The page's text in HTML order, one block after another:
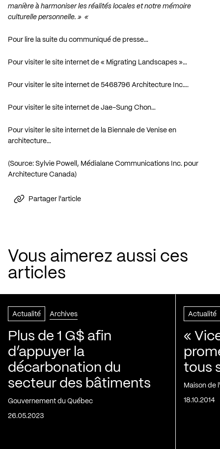
manière à harmoniser les réalités locales et notre mémoire
culturelle personnelle. » «
Pour lire la suite du communiqué de presse…
Pour visiter le site internet de « Migrating Landscapes »…
Pour visiter le site internet de 5468796 Architecture Inc….
Pour visiter le site internet de Jae-Sung Chon…
Pour visiter le site internet de la Biennale de Venise en
architecture…
(Source: Sylvie Powell, Médialane Communications Inc. pour
Architecture Canada)
Partager l'article
Vous aimerez aussi ces
articles
Actualité Archives
Plus de 1 G$ afin
d’appuyer la
décarbonation du
secteur des bâtiments
Gouvernement du Québec
26.05.2023
Actualité
«
tous
Maison de
18.10.2014